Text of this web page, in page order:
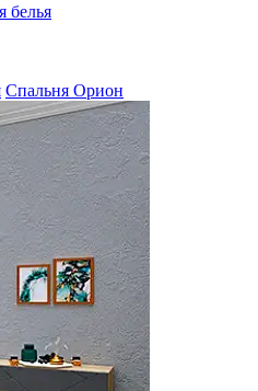
белья
Спальня Орион